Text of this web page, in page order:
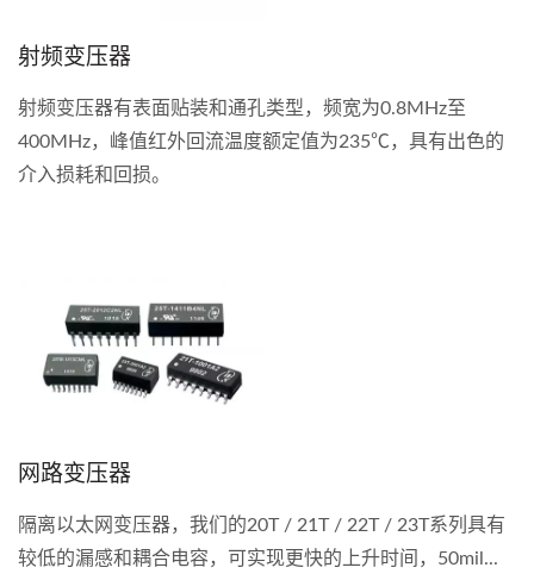
射频变压器
射频变压器有表面贴装和通孔类型，频宽为0.8MHz至
400MHz，峰值红外回流温度额定值为235℃，具有出色的
介入损耗和回损。
网路变压器
隔离以太网变压器，我们的20T / 21T / 22T / 23T系列具有
较低的漏感和耦合电容，可实现更快的上升时间，50mil...